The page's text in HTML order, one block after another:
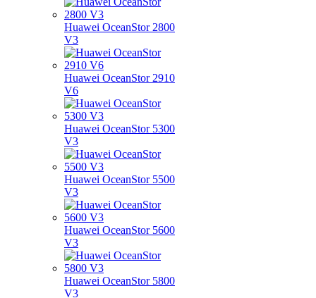
Huawei OceanStor 2800
V3
Huawei OceanStor 2910
V6
Huawei OceanStor 5300
V3
Huawei OceanStor 5500
V3
Huawei OceanStor 5600
V3
Huawei OceanStor 5800
V3